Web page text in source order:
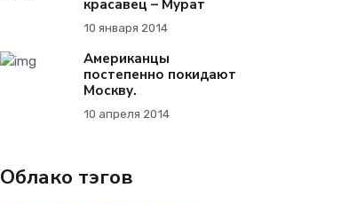
красавец – Мурат
10 января 2014
Американцы
постепенно покидают
Москву.
10 апреля 2014
Облако тэгов